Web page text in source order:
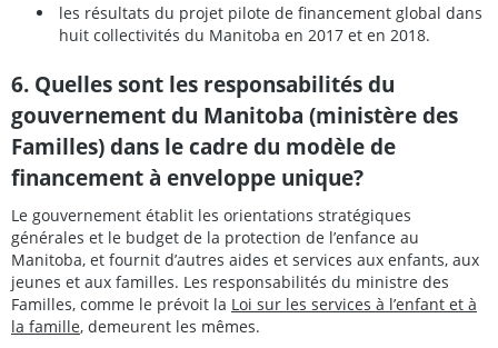
les résultats du projet pilote de financement global dans
huit collectivités du Manitoba en 2017 et en 2018.
6. Quelles sont les responsabilités du
gouvernement du Manitoba (ministère des
Familles) dans le cadre du modèle de
financement à enveloppe unique?
Le gouvernement établit les orientations stratégiques
générales et le budget de la protection de l’enfance au
Manitoba, et fournit d’autres aides et services aux enfants, aux
jeunes et aux familles. Les responsabilités du ministre des
Familles, comme le prévoit la Loi sur les services à l’enfant et à
la famille, demeurent les mêmes.